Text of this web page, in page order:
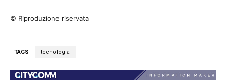
© Riproduzione riservata
TAGS tecnologia